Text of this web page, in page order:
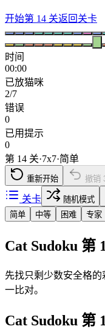
开始第 14 关返回关卡
时间
00:00
已放猫咪
2/7
错误
0
已用提示
0
第 14 关·7x7·简单
重新开始 撤销
关卡 随机模式
简单
中等 困难 专家
Cat Sudoku 第
先找只剩少数安全格
一比对。
Cat Sudoku 第